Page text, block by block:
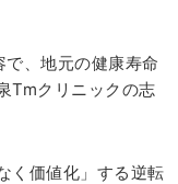
、地元の健康寿命
Tmクリニックの志
く価値化」する逆転